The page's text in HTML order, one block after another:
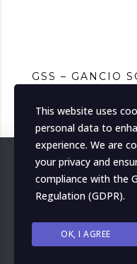
GSS – GANCIO
Copyright ©2026MH Italia.
This website uses
personal data to
experience. We are
your privacy and
compliance with the
Regulation (GDPR).
OK, I AGREE